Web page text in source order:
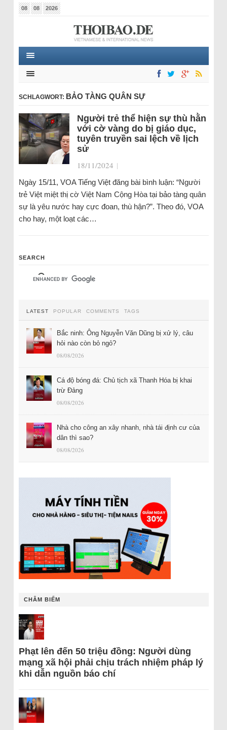
08 08 2026
SCHLAGWORT: BẢO TÀNG QUÂN SỰ
Người trẻ thể hiện sự thù hằn
với cờ vàng do bị giáo dục,
tuyên truyền sai lệch về lịch
sử
18/11/2024 |
Ngày 15/11, VOA Tiếng Việt đăng bài bình luận: “Người
trẻ Việt miệt thị cờ Việt Nam Cộng Hòa tại bảo tàng quân
sự là yêu nước hay cực đoan, thù hận?”. Theo đó, VOA
cho hay, một loạt các…
SEARCH
LATEST POPULAR COMMENTS TAGS
Bắc ninh: Ông Nguyễn Văn Dũng bị xử lý, câu
hỏi nào còn bỏ ngỏ?
08/08/2026
Cá độ bóng đá: Chủ tịch xã Thanh Hóa bị khai
trừ Đảng
08/08/2026
Nhà cho công an xây nhanh, nhà tái định cư của
dân thì sao?
08/08/2026
CHÂM BIẾM
Phạt lên đến 50 triệu đồng: Người dùng
mạng xã hội phải chịu trách nhiệm pháp lý
khi dẫn nguồn báo chí